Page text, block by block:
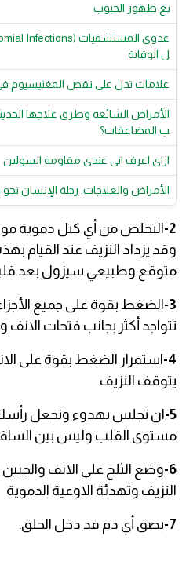
نع ظهور الحبوب
ل الوقاية
علامات تدل على نقص المغنيسيوم
الأمراض الشائعة وطرق علاجها
ب المضاعفات؟
ازاى اعرف انى عندى مقاومه انسولين
الأمراض والعلاجات: رحلة الإنسان
2- التخلص من أي كتل دموية
وقد يزداد النزيف عند القيام
متوقع وطبيعي سيزول بعد
3- الضغط بقوة على جميع
تتواجد أكثر بجانب فتحات
4- استمرار الضغط بقوة على
يتوقف النزيف
5- ان تجلس بهدوء وتجعل
مستوى القلب وليس بين
6- وضع الثلج على الانف
النزيف وتهدئة الاوعية الدموية
7- بصق أي دم قد دخل الحلق.